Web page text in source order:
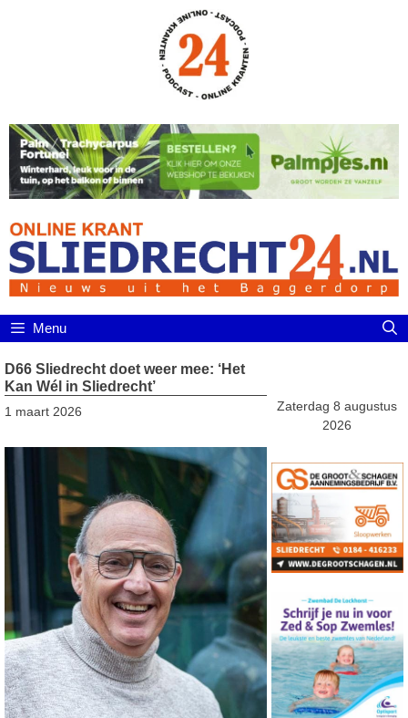
Menu
D66 Sliedrecht doet weer mee: ‘Het
Kan Wél in Sliedrecht’
1 maart 2026
Zaterdag 8 augustus
2026